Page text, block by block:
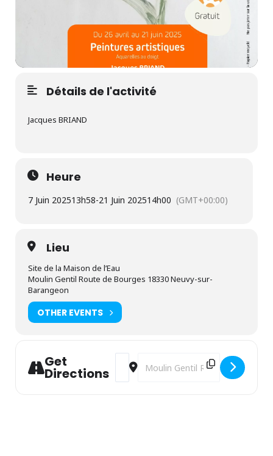
Détails de l'activité
Jacques BRIAND
Heure
7 Juin 202513h58-21 Juin 202514h00 (GMT+00:00)
Lieu
Site de la Maison de l’Eau
Moulin Gentil Route de Bourges 18330 Neuvy-sur-
Barangeon
OTHER EVENTS
Get
Directions
Address - Exposition "Peintures aux
Destination Address -